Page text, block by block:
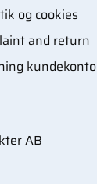
og cookies
and return
kundekonto
AB